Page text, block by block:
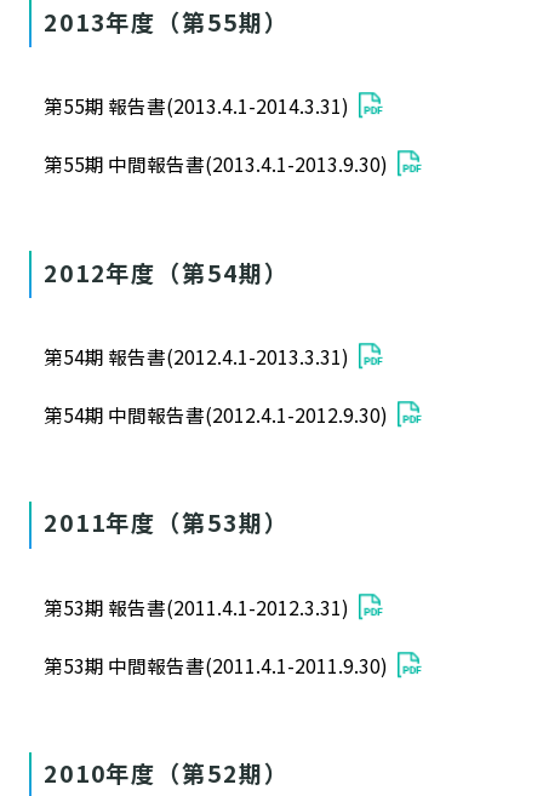
2013年度（第55期）
第55期 報告書(2013.4.1-2014.3.31)
第55期 中間報告書(2013.4.1-2013.9.30)
2012年度（第54期）
第54期 報告書(2012.4.1-2013.3.31)
第54期 中間報告書(2012.4.1-2012.9.30)
2011年度（第53期）
第53期 報告書(2011.4.1-2012.3.31)
第53期 中間報告書(2011.4.1-2011.9.30)
2010年度（第52期）